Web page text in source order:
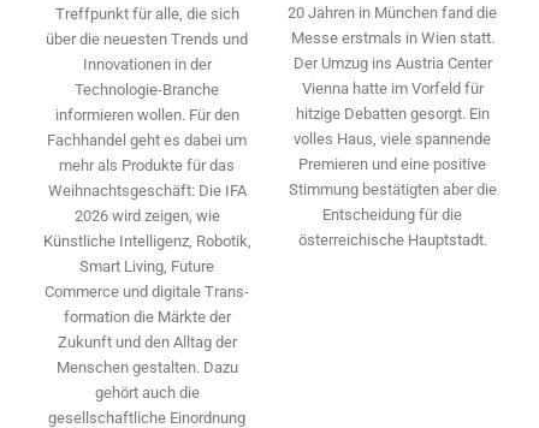
Treffpunkt für alle, die sich
über die neuesten Trends und
Innovationen in der
Technologie-­Branche
informieren wollen. Für den
Fachhandel geht es dabei um
mehr als Produkte für das
Weihnachtsgeschäft: Die IFA
2026 wird ­zeigen, wie
Künstliche Intelligenz, Robotik,
Smart Living, Future
Commerce und digitale Trans­
formation die Märkte der
Zukunft und den Alltag der
Menschen gestalten. Dazu
gehört auch die
gesellschaftliche Einordnung
20 Jahren in München fand die
Messe erstmals in Wien statt.
Der Umzug ins Austria Center
Vienna hatte im Vorfeld für
hitzige Debatten gesorgt. Ein
volles Haus, viele spannende
Premieren und eine positive
Stimmung bestätigten aber die
Entscheidung für die
österreichische Hauptstadt.